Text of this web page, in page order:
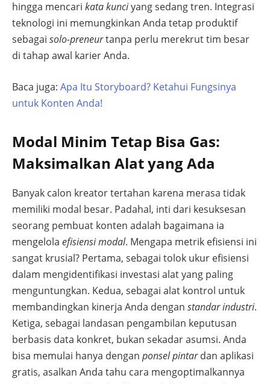
hingga mencari kata kunciyang sedang tren. Integrasi
teknologi ini memungkinkan Anda tetap produktif
sebagai solo-preneurtanpa perlu merekrut tim besar
di tahap awal karier Anda.
Baca juga: Apa Itu Storyboard? Ketahui Fungsinya
untuk Konten Anda!
Modal Minim Tetap Bisa Gas:
Maksimalkan Alat yang Ada
Banyak calon kreator tertahan karena merasa tidak
memiliki modal besar. Padahal, inti dari kesuksesan
seorang pembuat konten adalah bagaimana ia
mengelola efisiensi modal. Mengapa metrik efisiensi ini
sangat krusial? Pertama, sebagai tolok ukur efisiensi
dalam mengidentifikasi investasi alat yang paling
menguntungkan. Kedua, sebagai alat kontrol untuk
membandingkan kinerja Anda dengan standar industri.
Ketiga, sebagai landasan pengambilan keputusan
berbasis data konkret, bukan sekadar asumsi. Anda
bisa memulai hanya dengan ponsel pintardan aplikasi
gratis, asalkan Anda tahu cara mengoptimalkannya